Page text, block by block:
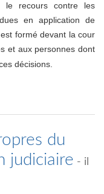
le recours contre les
en application de
formé devant la cour
et aux personnes dont
décisions.
du
judiciaire - il